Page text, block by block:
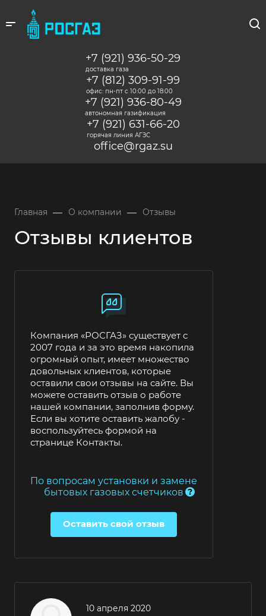
+7 (921) 936-50-29
доставка газа
+7 (812) 309-91-99
офис: пн-пт c 10:00 до 18:00
+7 (921) 936-80-49
автономная газификация
+7 (921) 631-66-20
горячая линия АГЗС
office@rgaz.su
Главная — О компании — Отзывы
Отзывы клиентов
Компания «РОСГАЗ» существует с
2007 года и за это время накопила
огромный опыт, имеет множество
довольных клиентов, которые
оставили свои отзывы на сайте. Вы
можете оставить отзыв о работе
нашей компании, заполнив форму.
Если вы хотите оставить жалобу -
воспользуйтесь формой на
странице Контакты.
По вопросам установки и замене
бытовых газовых счетчиков
Оставить свой отзыв
10 апреля 2020